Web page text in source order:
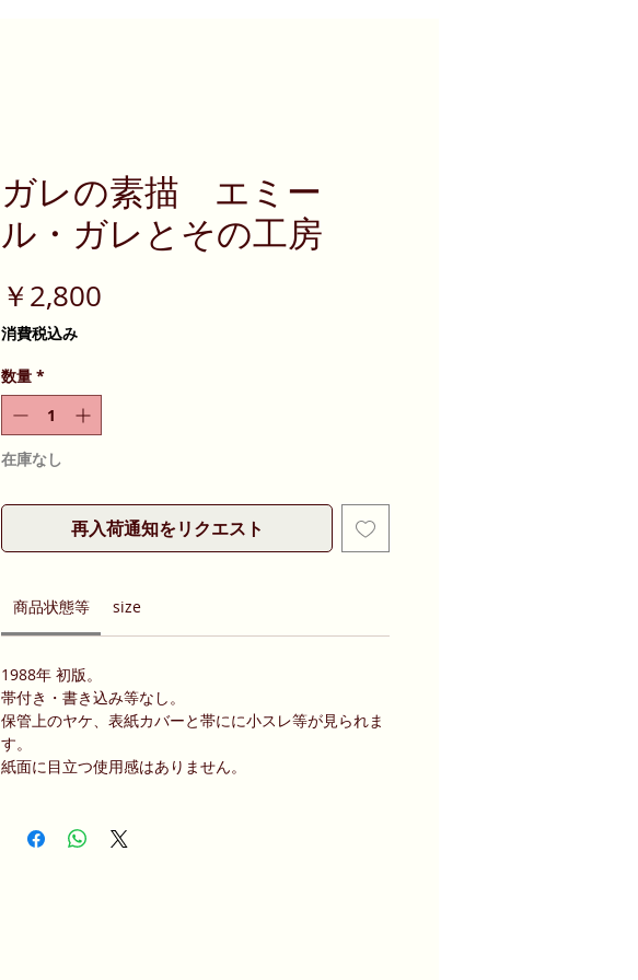
ガレの素描 エミー
ル・ガレとその工房
￥2,800
消費税込み
数量 *
在庫なし
再入荷通知をリクエスト
商品状態等 size
1988年 初版。
帯付き・書き込み等なし。
保管上のヤケ、表紙カバーと帯にに小スレ等が見られま
す。
紙面に目立つ使用感はありません。